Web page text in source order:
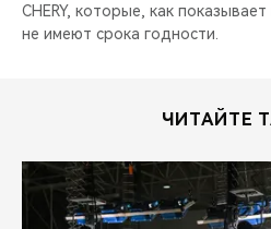
CHERY, которые, как
не имеют срока годности.
ЧИТАЙТЕ